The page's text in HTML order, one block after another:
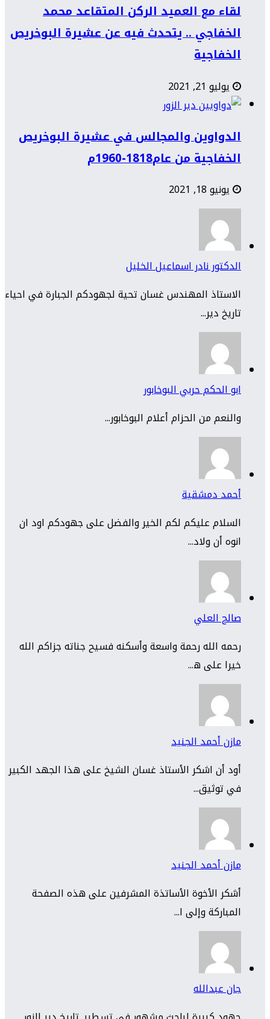
لقاء مع العميد الركن المتقاعد محمد
الخفاجي .. يتحدث فيه عن عشيرة البوخريص
الخفاجية
يوليو 21, 2021
الدواوين والمجالس في عشيرة البوخريص
الخفاجية من عام1818-1960م
يونيو 18, 2021
الدكتور نادر اسماعيل الخليل
الاستاذ المهندس غسان تحية لجهودكم الجبارة في احياء
تاريخ دير...
ابو الحكم حربي البوخابور
والنعم من الحزام أعلام البوخابور...
أحمد دمشقية
السلام عليكم لكم الخير والفضل على جهودكم اود ان
انوه أن ولاد...
صالح العلي
رحمه الله رحمة واسعة وأسكنه فسيح جناته جزاكم الله
خيرا على ه...
مازن أحمد الجنيد
أود أن اشكر الأستاذ غسان الشيخ على هذا الجهد الكبير
في توثيق...
مازن أحمد الجنيد
أشكر الأخوة الأساتذة المشرفين على هذه الصفحة
المباركة وإلى ا...
جان عبدالله